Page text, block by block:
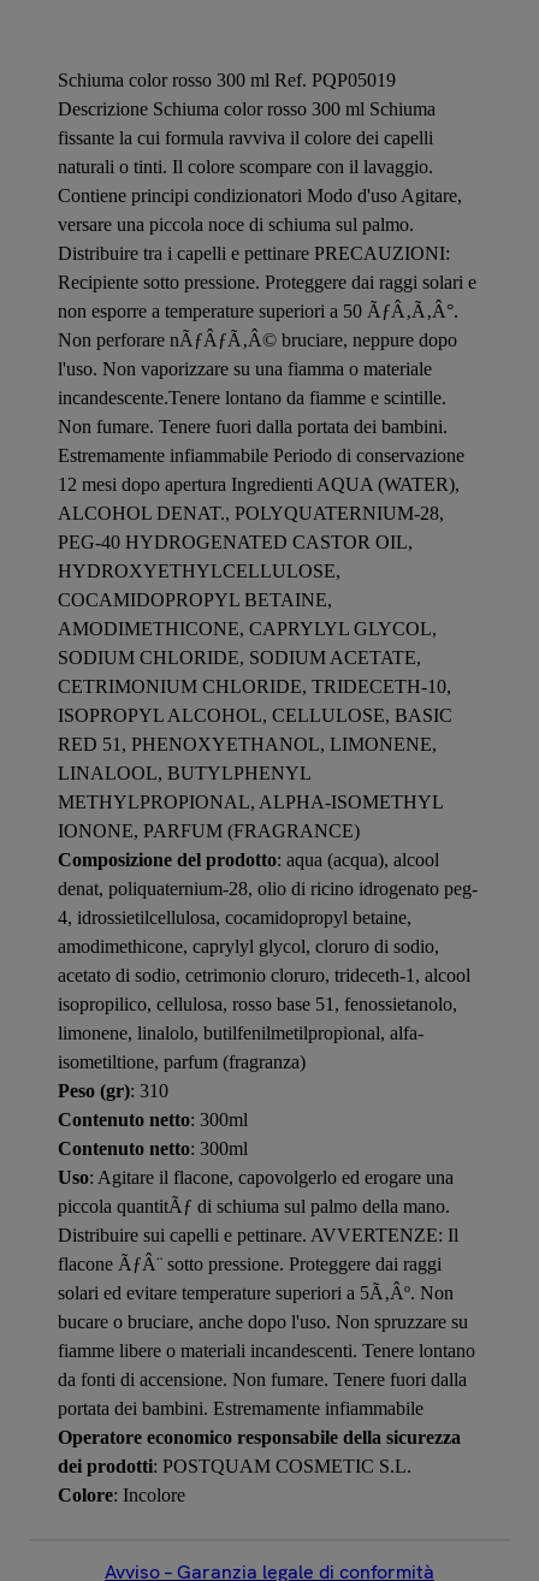
Schiuma color rosso 300 ml Ref. PQP05019
Descrizione Schiuma color rosso 300 ml Schiuma
fissante la cui formula ravviva il colore dei capelli
naturali o tinti. Il colore scompare con il lavaggio.
Contiene principi condizionatori Modo d'uso Agitare,
versare una piccola noce di schiuma sul palmo.
Distribuire tra i capelli e pettinare PRECAUZIONI:
Recipiente sotto pressione. Proteggere dai raggi solari e
non esporre a temperature superiori a 50 ÃƒÂ‚Ã‚Â°.
Non perforare nÃƒÂƒÃ‚Â© bruciare, neppure dopo
l'uso. Non vaporizzare su una fiamma o materiale
incandescente.Tenere lontano da fiamme e scintille.
Non fumare. Tenere fuori dalla portata dei bambini.
Estremamente infiammabile Periodo di conservazione
12 mesi dopo apertura Ingredienti AQUA (WATER),
ALCOHOL DENAT., POLYQUATERNIUM-28,
PEG-40 HYDROGENATED CASTOR OIL,
HYDROXYETHYLCELLULOSE,
COCAMIDOPROPYL BETAINE,
AMODIMETHICONE, CAPRYLYL GLYCOL,
SODIUM CHLORIDE, SODIUM ACETATE,
CETRIMONIUM CHLORIDE, TRIDECETH-10,
ISOPROPYL ALCOHOL, CELLULOSE, BASIC
RED 51, PHENOXYETHANOL, LIMONENE,
LINALOOL, BUTYLPHENYL
METHYLPROPIONAL, ALPHA-ISOMETHYL
IONONE, PARFUM (FRAGRANCE)
Composizione del prodotto: aqua (acqua), alcool
denat, poliquaternium-28, olio di ricino idrogenato peg-
4, idrossietilcellulosa, cocamidopropyl betaine,
amodimethicone, caprylyl glycol, cloruro di sodio,
acetato di sodio, cetrimonio cloruro, trideceth-1, alcool
isopropilico, cellulosa, rosso base 51, fenossietanolo,
limonene, linalolo, butilfenilmetilpropional, alfa-
isometiltione, parfum (fragranza)
Peso (gr): 310
Contenuto netto: 300ml
Contenuto netto: 300ml
Uso: Agitare il flacone, capovolgerlo ed erogare una
piccola quantitÃƒ di schiuma sul palmo della mano.
Distribuire sui capelli e pettinare. AVVERTENZE: Il
flacone ÃƒÂ¨ sotto pressione. Proteggere dai raggi
solari ed evitare temperature superiori a 5Ã‚Âº. Non
bucare o bruciare, anche dopo l'uso. Non spruzzare su
fiamme libere o materiali incandescenti. Tenere lontano
da fonti di accensione. Non fumare. Tenere fuori dalla
portata dei bambini. Estremamente infiammabile
Operatore economico responsabile della sicurezza
dei prodotti: POSTQUAM COSMETIC S.L.
Colore: Incolore
Avviso – Garanzia legale di conformità